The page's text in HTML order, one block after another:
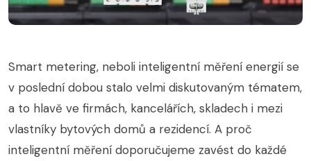
Smart metering, neboli inteligentní měření energií se
v poslední dobou stalo velmi diskutovaným tématem,
a to hlavě ve firmách, kancelářích, skladech i mezi
vlastníky bytových domů a rezidencí. A proč
inteligentní měření doporučujeme zavést do každé